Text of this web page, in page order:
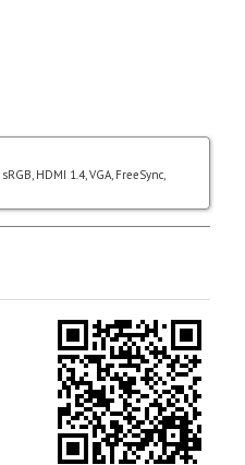
HDMI 1.4, VGA, FreeSync,